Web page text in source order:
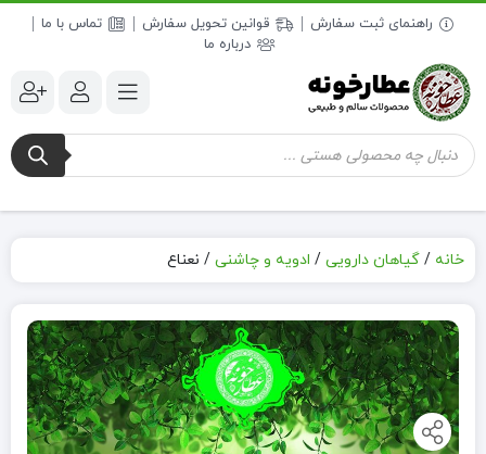
راهنمای ثبت سفارش قوانین تحویل سفارش
تماس با ما
درباره ما
جستجوی
محصولات
خانه / گیاهان دارویی / ادویه و چاشنی / نعناع